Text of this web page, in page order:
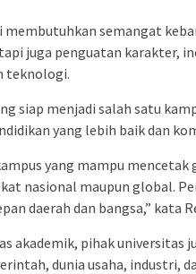
membutuhkan semangat
juga penguatan karakter,
teknologi.
siap menjadi salah satu
yang lebih baik dan
yang mampu mencetak
nasional maupun global.
daerah dan bangsa,” kata
akademik, pihak universitas
dunia usaha, industri,